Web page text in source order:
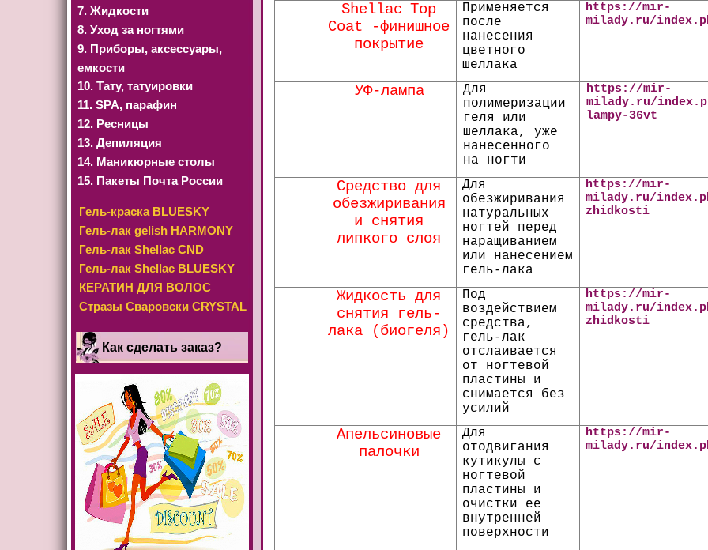
7. Жидкости
8. Уход за ногтями
9. Приборы, аксессуары,
емкости
10. Тату, татуировки
11. SРА, парафин
12. Ресницы
13. Депиляция
14. Маникюрные столы
15. Пакеты Почта России
Гель-краска BLUESKY
Гель-лак gelish HARMONY
Гель-лак Shellac CND
Гель-лак Shellac BLUESKY
КЕРАТИН ДЛЯ ВОЛОС
Стразы Сваровски CRYSTAL
Как сделать заказ?
Shellac Top
Coat -финишное
покрытие
Применяется
после
нанесения
цветного
шеллака
https://mir-
milady.ru/
УФ-лампа
Для
полимеризации
геля или
шеллака, уже
нанесенного
на ногти
https://mir-
milady.ru/
lampy-36vt
Средство для
обезжиривания
и снятия
липкого слоя
Для
обезжиривания
натуральных
ногтей перед
наращиванием
или нанесением
гель-лака
https://mir-
milady.ru/
zhidkosti
Жидкость для
снятия гель-
лака (биогеля)
Под
воздействием
средства,
гель-лак
отслаивается
от ногтевой
пластины и
снимается без
усилий
https://mir-
milady.ru/
zhidkosti
Апельсиновые
палочки
Для
отодвигания
кутикулы с
ногтевой
пластины и
очистки ее
внутренней
поверхности
https://mir-
milady.ru/